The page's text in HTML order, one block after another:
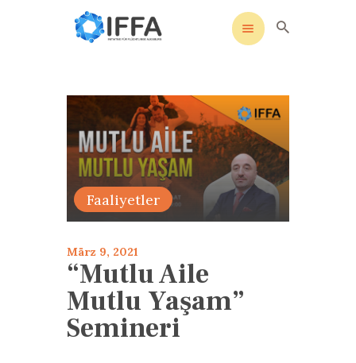
STARTSEITE
UNSERE SATZUNG
SOZIALE MEDIEN
AKTIVITÄTEN
KONTAKT
IMPRESSUM
Faaliyetler
März 9, 2021
“Mutlu Aile
Mutlu Yaşam”
Semineri